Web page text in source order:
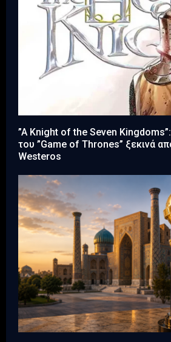
”A Knight of the Seven
του ”Game of Thrones” ξεκινά
Westeros